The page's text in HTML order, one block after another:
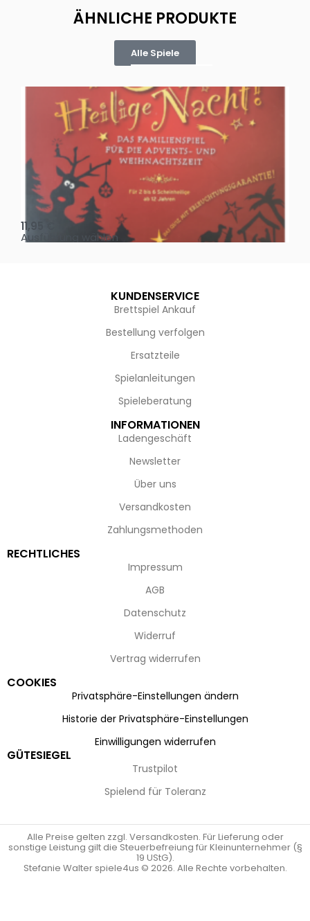
ÄHNLICHE PRODUKTE
Alle Spiele
Oh, heilige Nacht!
11,95
Ausführung wählen
KUNDENSERVICE
Brettspiel Ankauf
Bestellung verfolgen
Ersatzteile
Spielanleitungen
Spieleberatung
INFORMATIONEN
Ladengeschäft
Newsletter
Über uns
Versandkosten
Zahlungsmethoden
RECHTLICHES
Impressum
AGB
Datenschutz
Widerruf
Vertrag widerrufen
COOKIES
Privatsphäre-Einstellungen ändern
Historie der Privatsphäre-Einstellungen
Einwilligungen widerrufen
GÜTESIEGEL
Trustpilot
Spielend für Toleranz
Alle Preise gelten zzgl. Versandkosten. Für Lieferung oder
sonstige Leistung gilt die Steuerbefreiung für Kleinunternehmer (§
19 UStG).
Stefanie Walter spiele4us © 2026. Alle Rechte vorbehalten.